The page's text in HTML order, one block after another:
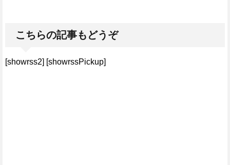
こちらの記事もどうぞ
[showrss2] [showrssPickup]